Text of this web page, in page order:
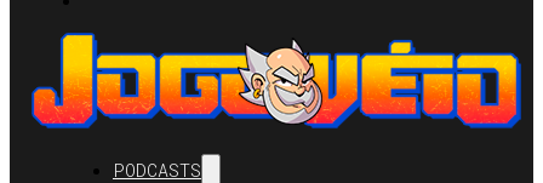
PODCASTS